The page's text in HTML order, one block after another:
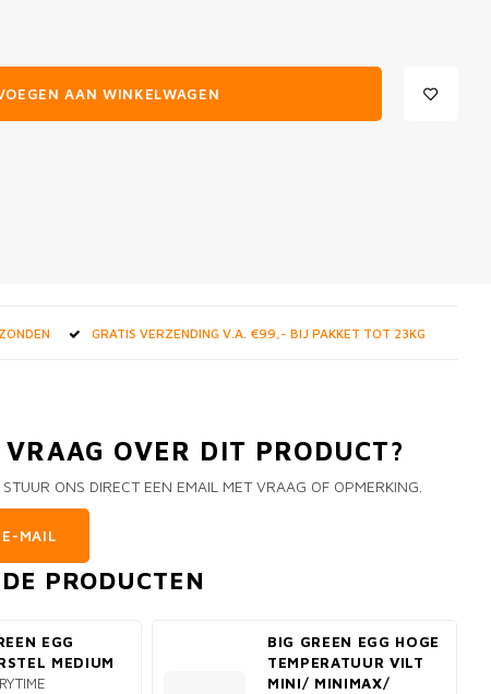
AAN WINKELWAGEN
GRATIS VERZENDING V.A. €99,- BIJ PAKKET TOT 23KG
OVER DIT PRODUCT?
ONS DIRECT EEN EMAIL MET VRAAG OF OPMERKING.
E-MAIL
PRODUCTEN
EGG
MEDIUM
BIG GREEN EGG HOGE
TEMPERATUUR VILT
MINI/ MINIMAX/